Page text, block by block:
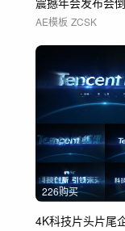
AE模板 ZCSK
226购买
4K科技片头片尾